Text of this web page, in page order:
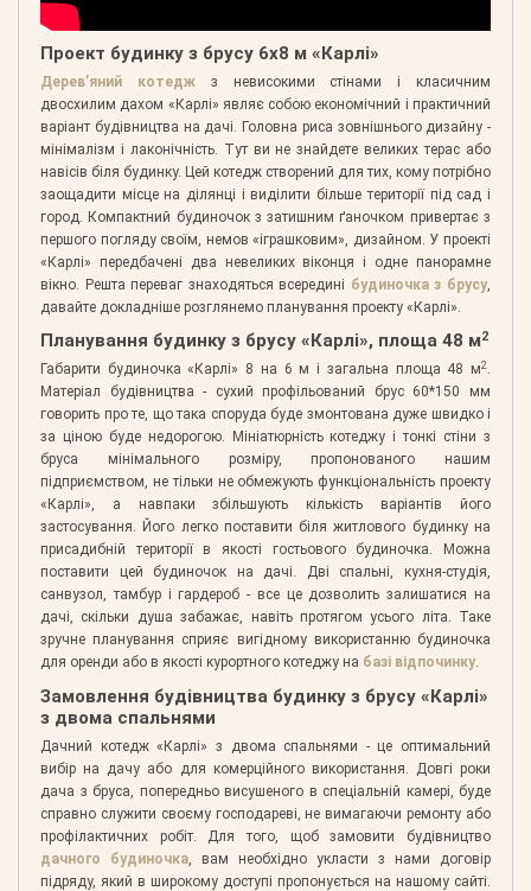
Проект будинку з брусу 6х8 м «Карлі»
Дерев’яний котеджз невисокими стінами і класичним
двосхилим дахом «Карлі» являє собою економічний і практичний
варіант будівництва на дачі. Головна риса зовнішнього дизайну -
мінімалізм і лаконічність. Тут ви не знайдете великих терас або
навісів біля будинку. Цей котедж створений для тих, кому потрібно
заощадити місце на ділянці і виділити більше території під сад і
город. Компактний будиночок з затишним ґаночком привертає з
першого погляду своїм, немов «іграшковим», дизайном. У проекті
«Карлі» передбачені два невеликих віконця і одне панорамне
вікно. Решта переваг знаходяться всередині будиночка з брусу
давайте докладніше розглянемо планування проекту «Карлі».
Планування будинку з брусу «Карлі», площа 48 м2
Габарити будиночка «Карлі» 8 на 6 м і загальна площа 48 м2 .
Матеріал будівництва - сухий профільований брус 60*150 мм
говорить про те, що така споруда буде змонтована дуже швидко і
за ціною буде недорогою. Мініатюрність котеджу і тонкі стіни з
бруса мінімального розміру, пропонованого нашим
підприємством, не тільки не обмежують функціональність проекту
«Карлі», а навпаки збільшують кількість варіантів його
застосування. Його легко поставити біля житлового будинку на
присадибній території в якості гостьового будиночка. Можна
поставити цей будиночок на дачі. Дві спальні, кухня-студія,
санвузол, тамбур і гардероб - все це дозволить залишатися на
дачі, скільки душа забажає, навіть протягом усього літа. Таке
зручне планування сприяє вигідному використанню будиночка
для оренди або в якості курортного котеджу на базі відпочинку.
Замовлення будівництва будинку з брусу «Карлі»
з двома спальнями
Дачний котедж «Карлі» з двома спальнями - це оптимальний
вибір на дачу або для комерційного використання. Довгі роки
дача з бруса, попередньо висушеного в спеціальній камері, буде
справно служити своєму господареві, не вимагаючи ремонту або
профілактичних робіт. Для того, щоб замовити будівництво
дачного будиночка, вам необхідно укласти з нами договір
підряду, який в широкому доступі пропонується на нашому сайті.